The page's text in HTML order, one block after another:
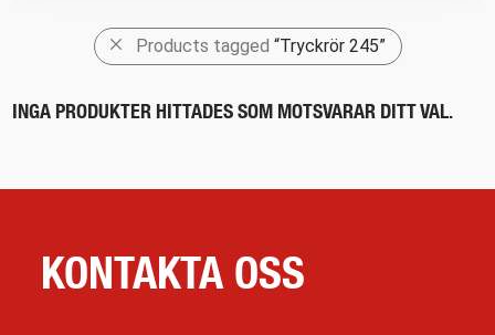
Products tagged “Tryckrör 245”
INGA PRODUKTER HITTADES SOM MOTSVARAR DITT VAL.
KONTAKTA OSS